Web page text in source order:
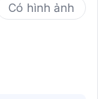
Có hình ảnh